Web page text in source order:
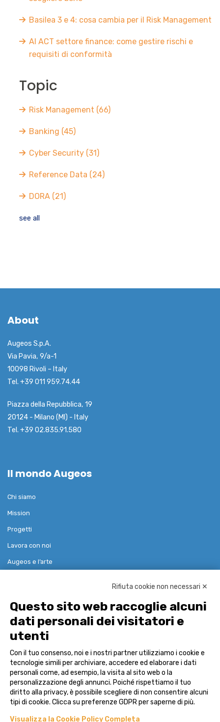
Basilea 3 e 4: cosa cambia per il Risk Management
AI ACT settore finance: come gestire rischi e
requisiti di conformità
Topic
Risk Management (66)
Banking (45)
Cyber Security (31)
Reference Data (24)
DORA (21)
see all
About
Augeos S.p.A.
Via Pavia, 9/a-1
10098 Rivoli – Italy
Tel. +39 011 959.74.44
Piazza della Repubblica, 19
20124 - Milano (MI) - Italy
Tel. +39 02.835.91.580
Il mondo Augeos
Chi siamo
Mission
Progetti
Lavora con noi
Augeos e l’arte
Soluzioni
Governance Risk Compliance
Advisor
Case Studies
Contatti
Rifiuta cookie non necessari ✕
Questo sito web raccoglie alcuni
dati personali dei visitatori e
utenti
Con il tuo consenso, noi e i nostri partner utilizziamo i cookie e
tecnologie simili per archiviare, accedere ed elaborare i dati
personali come, ad esempio, la visita al sito web o la
personalizzazione degli annunci. Poiché rispettiamo il tuo
diritto alla privacy, è possibile scegliere di non consentire alcuni
tipi di cookie. Clicca su preferenze GDPR per saperne di più.
Visualizza la Cookie Policy Completa